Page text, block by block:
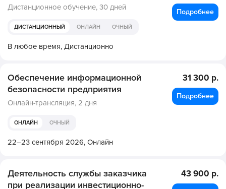
Дистанционное обучение, 30 дней
ДИСТАНЦИОННЫЙ ОНЛАЙН ОЧНЫЙ
В любое время, Дистанционно
Подробнее
Обеспечение информационной
безопасности предприятия
Онлайн-трансляция, 2 дня
ОНЛАЙН ОЧНЫЙ
22–23 сентября 2026, Онлайн
31 300 р.
Подробнее
Деятельность службы заказчика
при реализации инвестиционно-
43 900 р.